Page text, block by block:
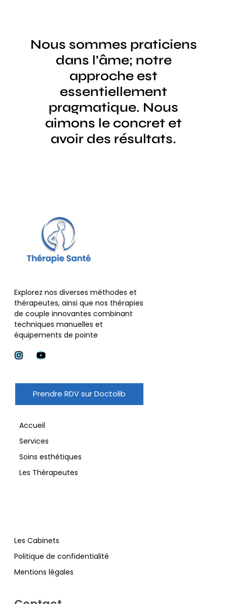
Nous sommes praticiens
dans l’âme; notre
approche est
essentiellement
pragmatique. Nous
aimons le concret et
avoir des résultats.
Explorez nos diverses méthodes et
thérapeutes, ainsi que nos thérapies
de couple innovantes combinant
techniques manuelles et
équipements de pointe
Prendre RDV sur Doctolib
Accueil
Services
Soins esthétiques
Les Thérapeutes
Les Cabinets
Politique de confidentialité
Mentions légales